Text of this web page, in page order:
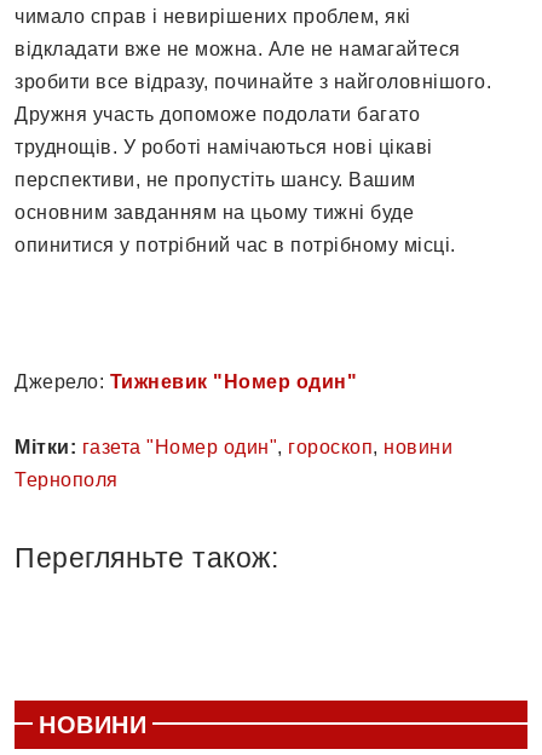
чимало справ і невирішених проблем, які
відкладати вже не можна. Але не намагайтеся
зробити все відразу, починайте з найголовнішого.
Дружня участь допоможе подолати багато
труднощів. У роботі намічаються нові цікаві
перспективи, не пропустіть шансу. Вашим
основним завданням на цьому тижні буде
опинитися у потрібний час в потрібному місці.
Джерело: Тижневик "Номер один"
Мітки: газета "Номер один", гороскоп, новини
Тернополя
Перегляньте також:
НОВИНИ